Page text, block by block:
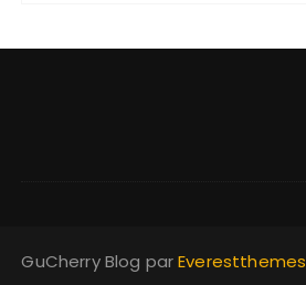
GuCherry Blog parEverestthemes